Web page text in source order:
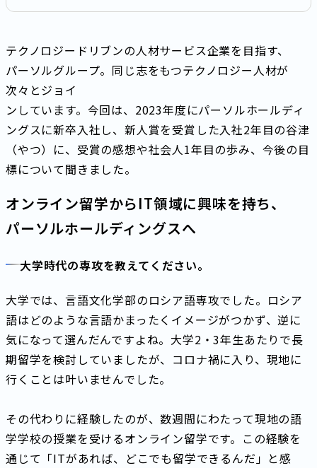
テクノロジードリブンの人材サービス企業を目指す、
パーソルグループ。同じ志をもつテクノロジー人材が
次々とジョイ
ンしています。今回は、2023年度にパーソルホールディ
ングスに新卒入社し、新人賞を受賞した入社2年目の谷津
（やつ）に、受賞の感想や社会人1年目の歩み、今後の目
標について聞きました。
オンライン留学からIT領域に興味を持ち、
パーソルホールディングスへ
大学時代の専攻を教えてください。
大学では、言語文化学部のロシア語専攻でした。ロシア
語はどのような言語かまったくイメージがつかず、逆に
気になって選んだんですよね。大学2・3年生あたりで長
期留学を検討していましたが、コロナ禍に入り、現地に
行くことは叶いませんでした。
その代わりに経験したのが、数週間にわたって現地の語
学学校の授業を受けるオンライン留学です。この経験を
通じて「ITがあれば、どこでも留学できるんだ」と感